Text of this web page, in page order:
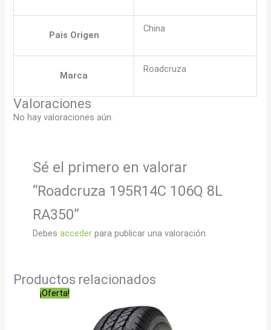
Pais Origen
China
Marca
Roadcruza
Valoraciones
No hay valoraciones aún.
Sé el primero en valorar
“Roadcruza 195R14C 106Q 8L
RA350”
Debes accederpara publicar una valoración.
Productos relacionados
¡Oferta!